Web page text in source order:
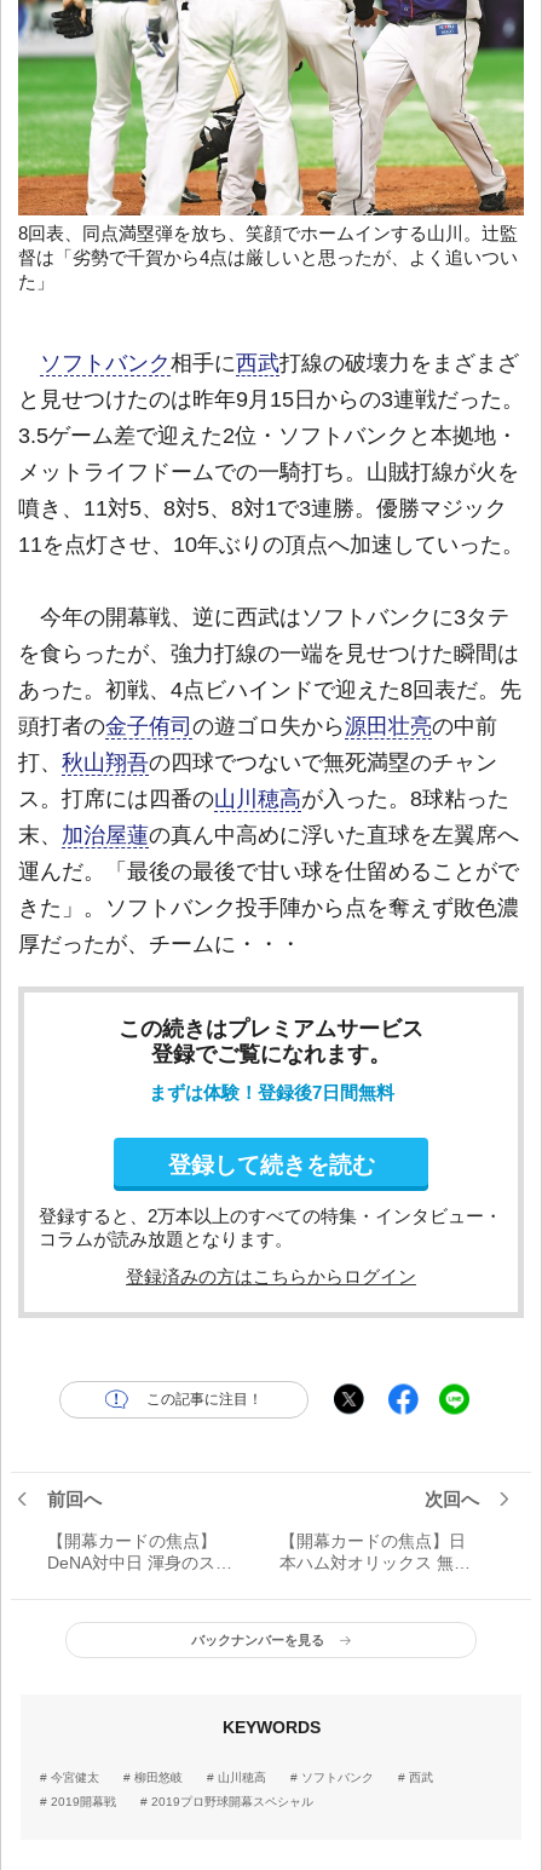
8回表、同点満塁弾を放ち、笑顔でホームインする山川。辻監
督は「劣勢で千賀から4点は厳しいと思ったが、よく追いつい
た」
ソフトバンク相手に西武打線の破壊力をまざまざ
と見せつけたのは昨年9月15日からの3連戦だった。
3.5ゲーム差で迎えた2位・ソフトバンクと本拠地・
メットライフドームでの一騎打ち。山賊打線が火を
噴き、11対5、8対5、8対1で3連勝。優勝マジック
11を点灯させ、10年ぶりの頂点へ加速していった。
今年の開幕戦、逆に西武はソフトバンクに3タテ
を食らったが、強力打線の一端を見せつけた瞬間は
あった。初戦、4点ビハインドで迎えた8回表だ。先
頭打者の金子侑司 の遊ゴロ失から源田壮亮の中前
打、 秋山翔吾の四球でつないで無死満塁のチャン
ス。打席には四番の山川穂高が入った。8球粘った
末、 加治屋蓮の真ん中高めに浮いた直球を左翼席へ
運んだ。「最後の最後で甘い球を仕留めることがで
きた」。ソフトバンク投手陣から点を奪えず敗色濃
厚だったが、チームに・・・
この続きはプレミアムサービス
登録でご覧になれます。
まずは体験！登録後7日間無料
登録して続きを読む
登録すると、2万本以上のすべての特集・インタビュー・
コラムが読み放題となります。
登録済みの方はこちらからログイン
この記事に注目！
前回へ
【開幕カードの焦点】
DeNA対中日 渾身のスト
失点11K！
次回へ
【開幕カードの焦点】日
本ハム対オリックス 無双
幻自在な栗山采配も炸裂
バックナンバーを見る
KEYWORDS
今宮健太 柳田悠岐 山川穂高 ソフトバンク
西武
2019開幕戦
2019プロ野球開幕スペシャル